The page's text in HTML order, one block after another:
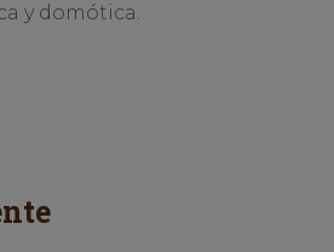
y domótica.